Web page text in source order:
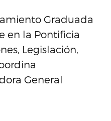
Graduada
en la Pontificia
Legislación,
General